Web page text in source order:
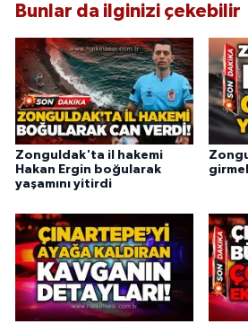
Bunlar da ilginizi çekebilir
Zonguldak'ta il hakemi
Hakan Ergin boğularak
yaşamını yitirdi